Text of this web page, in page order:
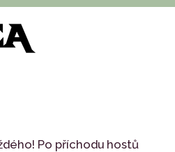
> Služby
Po příchodu hostů